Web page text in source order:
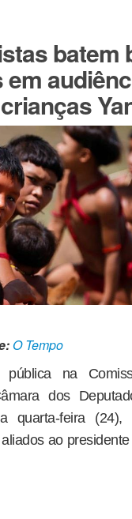
batem
em
O Tempo
pública na
dos
quarta-feira (24),
ao